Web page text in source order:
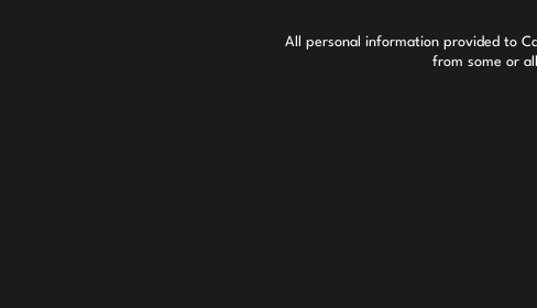
All personal information provided to
from some or